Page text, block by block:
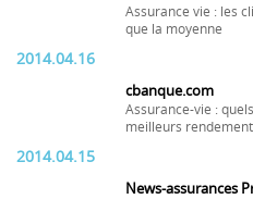
Assurance vie : les
que la moyenne
2014.04.16
cbanque.com
Assurance-vie :
meilleurs
2014.04.15
News-assurances